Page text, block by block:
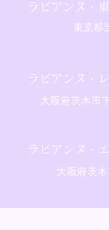
ラビアンヌ・
東京都
ラビアンヌ・
大阪府茨木市
ラビアンヌ・
大阪府茨